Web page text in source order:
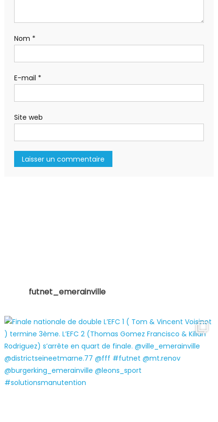
Nom *
E-mail *
Site web
futnet_emerainville